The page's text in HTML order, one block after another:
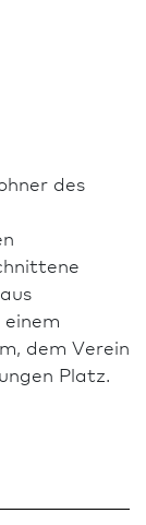
des
dem Verein
Platz.